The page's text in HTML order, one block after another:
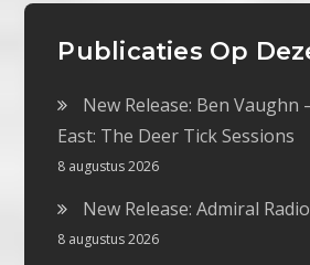
Publicaties Op
New Release: Ben Vaughn
East: The Deer Tick Sessions
8 augustus 2026
New Release: Admiral
8 augustus 2026